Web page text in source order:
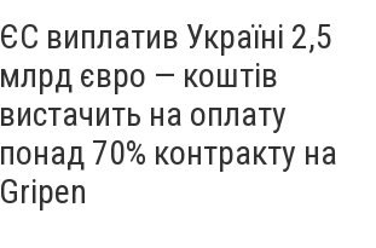
ЄС виплатив Україні 2,5
млрд євро — коштів
вистачить на оплату
понад 70% контракту на
Gripen